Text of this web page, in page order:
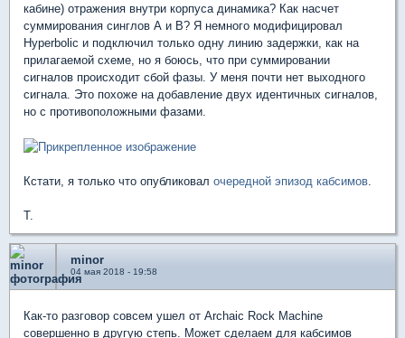
кабине) отражения внутри корпуса динамика? Как насчет
суммирования синглов A и B? Я немного модифицировал
Hyperbolic и подключил только одну линию задержки, как на
прилагаемой схеме, но я боюсь, что при суммировании
сигналов происходит сбой фазы. У меня почти нет выходного
сигнала. Это похоже на добавление двух идентичных сигналов,
но с противоположными фазами.
Кстати, я только что опубликовал очередной эпизод кабсимов
T.
minor
04 мая 2018 - 19:58
Как-то разговор совсем ушел от Archaic Rock Machine
совершенно в другую степь. Может сделаем для кабсимов